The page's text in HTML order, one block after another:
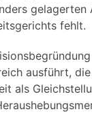
gelagerten
fehlt.
ausführt,
als